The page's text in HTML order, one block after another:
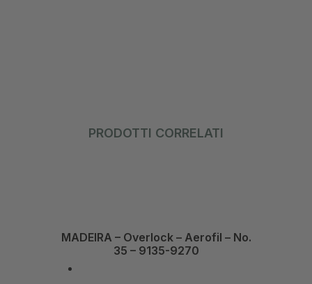
PRODOTTI CORRELATI
MADEIRA – Overlock – Aerofil – No.
35 – 9135-9270